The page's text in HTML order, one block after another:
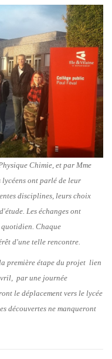
Chimie, et par Mme
ont parlé de leur
disciplines, leurs choix
Les échanges ont
Chaque
d'une telle rencontre.
première étape du projet lien
par une journée
le déplacement vers le lycée
découvertes ne manqueront